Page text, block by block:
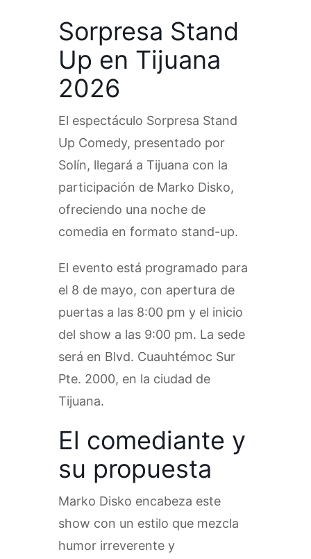
Sorpresa Stand
Up en Tijuana
2026
El espectáculo Sorpresa Stand
Up Comedy, presentado por
Solín, llegará a Tijuana con la
participación de Marko Disko,
ofreciendo una noche de
comedia en formato stand-up.
El evento está programado para
el 8 de mayo, con apertura de
puertas a las 8:00 pm y el inicio
del show a las 9:00 pm. La sede
será en Blvd. Cuauhtémoc Sur
Pte. 2000, en la ciudad de
Tijuana.
El comediante y
su propuesta
Marko Disko encabeza este
show con un estilo que mezcla
humor irreverente y